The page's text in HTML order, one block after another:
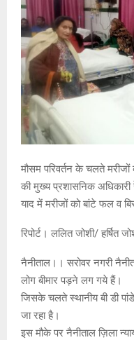
मौसम परिवर्तन के चलते
की मुख्य प्रशासनिक
याद में मरीजों को बांटे फल व
रिपोर्ट। ललित जोशी/ हर्षित
नैनीताल।। सरोवर नगरी
लोग बीमार पड़ने लग गये हैं।
जिसके चलते स्थानीय बी डी
जा रहा है।
इस मौके पर नैनीताल ज़िला